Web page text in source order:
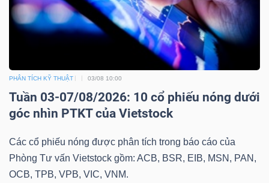
PHÂN TÍCH KỸ THUẬT 03/08 10:00
Tuần 03-07/08/2026: 10 cổ phiếu nóng dưới
góc nhìn PTKT của Vietstock
Các cổ phiếu nóng được phân tích trong báo cáo của
Phòng Tư vấn Vietstock gồm: ACB, BSR, EIB, MSN, PAN,
OCB, TPB, VPB, VIC, VNM.